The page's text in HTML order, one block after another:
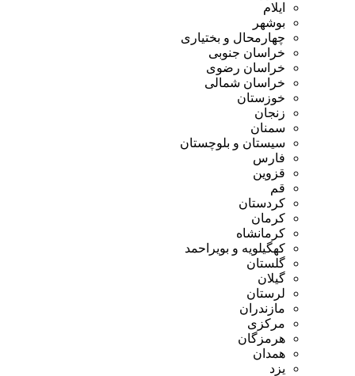
ایلام
بوشهر
چهارمحال و بختیاری
خراسان جنوبی
خراسان رضوی
خراسان شمالی
خوزستان
زنجان
سمنان
سیستان و بلوچستان
فارس
قزوین
قم
کردستان
کرمان
کرمانشاه
کهگیلویه و بویراحمد
گلستان
گیلان
لرستان
مازندران
مرکزی
هرمزگان
همدان
یزد